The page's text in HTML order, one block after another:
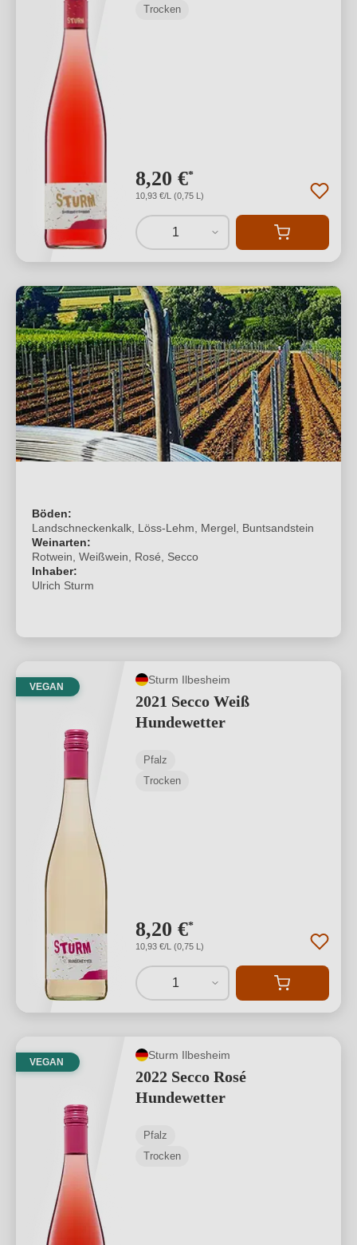
Trocken
8,20 €*
10,93 €/L (0,75 L)
1
Böden:
Landschneckenkalk, Löss-Lehm, Mergel, Buntsandstein
Weinarten:
Rotwein, Weißwein, Rosé, Secco
Inhaber:
Ulrich Sturm
VEGAN
Sturm Ilbesheim
2021 Secco Weiß
Hundewetter
Pfalz
Trocken
8,20 €*
10,93 €/L (0,75 L)
1
VEGAN
Sturm Ilbesheim
2022 Secco Rosé
Hundewetter
Pfalz
Trocken